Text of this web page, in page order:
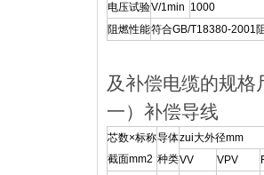
电压试验V/1min 1000
阻燃性能符合GB/T18380-2001
及补偿电缆的规格
一）补偿导线
芯数×标称
截面mm2
导体
种类
zui大外径mm
VV
VPV